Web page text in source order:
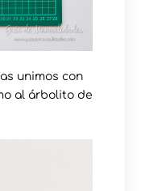
unimos con
al árbolito de